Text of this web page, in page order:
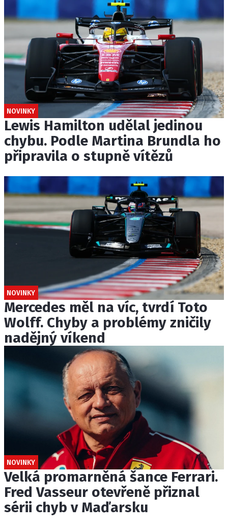
NOVINKY
Lewis Hamilton udělal jedinou
chybu. Podle Martina Brundla ho
připravila o stupně vítězů
NOVINKY
Mercedes měl na víc, tvrdí Toto
Wolff. Chyby a problémy zničily
nadějný víkend
NOVINKY
Velká promarněná šance Ferrari.
Fred Vasseur otevřeně přiznal
sérii chyb v Maďarsku